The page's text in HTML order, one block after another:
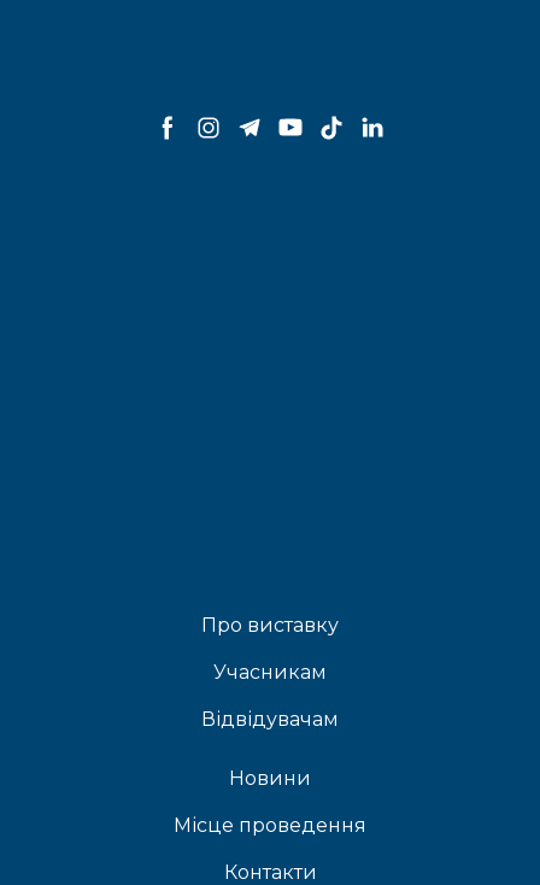
Про виставку
Учасникам
Відвідувачам
Новини
Місце проведення
Контакти